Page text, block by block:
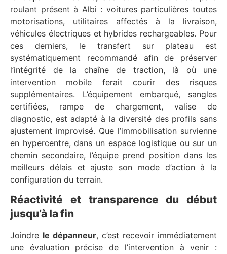
roulant présent à Albi : voitures particulières toutes
motorisations, utilitaires affectés à la livraison,
véhicules électriques et hybrides rechargeables. Pour
ces derniers, le transfert sur plateau est
systématiquement recommandé afin de préserver
l’intégrité de la chaîne de traction, là où une
intervention mobile ferait courir des risques
supplémentaires. L’équipement embarqué, sangles
certifiées, rampe de chargement, valise de
diagnostic, est adapté à la diversité des profils sans
ajustement improvisé. Que l’immobilisation survienne
en hypercentre, dans un espace logistique ou sur un
chemin secondaire, l’équipe prend position dans les
meilleurs délais et ajuste son mode d’action à la
configuration du terrain.
Réactivité et transparence du début
jusqu’à la fin
Joindre le dépanneur, c’est recevoir immédiatement
une évaluation précise de l’intervention à venir :